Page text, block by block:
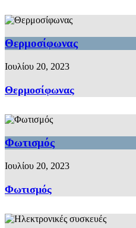
Θερμοσίφωνας
Ιουλίου 20, 2023
Θερμοσίφωνας
Φωτισμός
Ιουλίου 20, 2023
Φωτισμός